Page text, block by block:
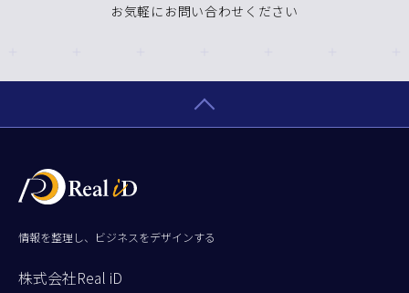
お気軽にお問い合わせください
情報を整理し、ビジネスをデザインする
株式会社Real iD